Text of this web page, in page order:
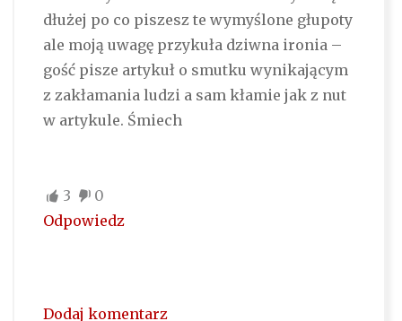
dłużej po co piszesz te wymyślone głupoty
ale moją uwagę przykuła dziwna ironia –
gość pisze artykuł o smutku wynikającym
z zakłamania ludzi a sam kłamie jak z nut
w artykule. Śmiech
3
0
Odpowiedz
Dodaj komentarz